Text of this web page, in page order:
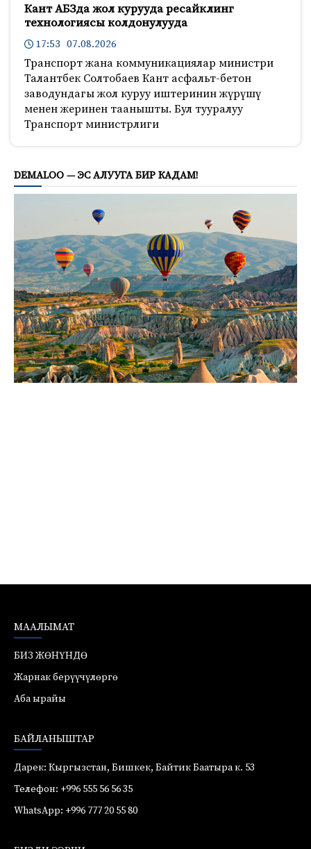
Кант АБЗда жол курууда ресайклинг
технологиясы колдонулууда
17:53 07.08.2026
Транспорт жана коммуникациялар министри
Талантбек Солтобаев Кант асфальт-бетон
заводундагы жол куруу иштеринин жүрүшү
менен жеринен таанышты. Бул тууралуу
Транспорт министрлиги
DEMALOO — ЭС АЛУУГА БИР КАДАМ!
МААЛЫМАТ
БИЗ ЖӨНҮНДӨ
Жарнак берүүчүлөргө
Аба ырайы
БАЙЛАНЫШТАР
Дарек: Кыргызстан, Бишкек, Байтик Баатыра к. 53
Телефон: +996 555 56 56 35
WhatsApp: +996 777 20 55 80